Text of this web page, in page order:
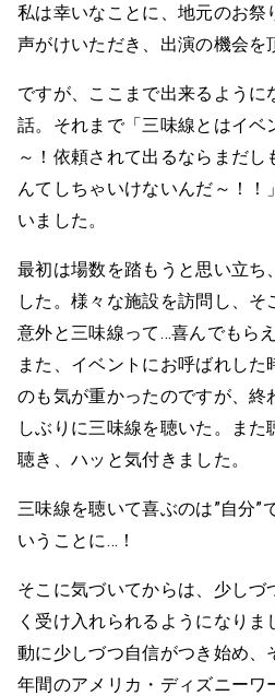
私は幸いなことに、地元のお祭
声がけいただき、出演の機会を
ですが、ここまで出来るよう
話。それまで「三味線とはイベ
～！依頼されて出るならまだ
んてしちゃいけないんだ～！！
いました。
最初は場数を踏もうと思い立ち
した。様々な施設を訪問し、そ
意外と三味線って…喜んでもら
また、イベントにお呼ばれした
のも気が重かったのですが、終
しぶりに三味線を聴いた。ま
聴き、ハッと気付きました。
三味線を聴いて喜ぶのは”自分”
いうことに…！
そこに気づいてからは、少しづ
く受け入れられるようになり
動に少しづつ自信がつき始め、
年間のアメリカ・ディズニーワ